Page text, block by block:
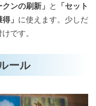
ンの刷新」 と 「セット
」 に使えます。少しだ
です。
ール